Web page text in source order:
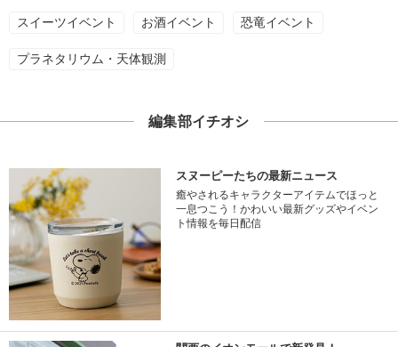
スイーツイベント お酒イベント 恐竜イベント
プラネタリウム・天体観測
編集部イチオシ
スヌーピーたちの最新ニュース
癒やされるキャラクターアイテムでほっと
一息つこう！かわいい最新グッズやイベン
ト情報を毎日配信